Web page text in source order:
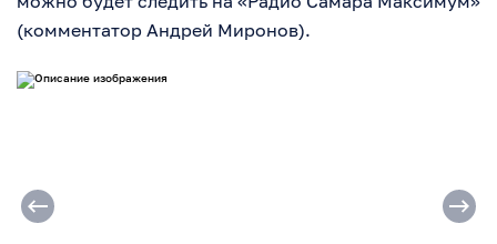
(комментатор Андрей Миронов).